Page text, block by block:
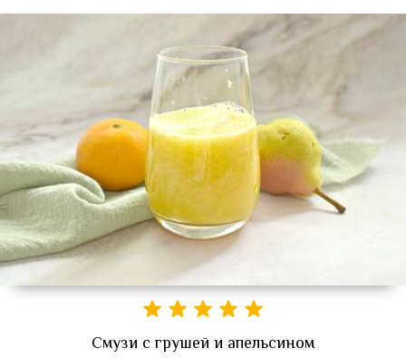
Смузи с грушей и апельсином